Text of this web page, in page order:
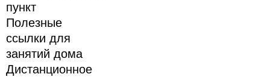
пункт
Полезные
ссылки для
занятий дома
Дистанционное